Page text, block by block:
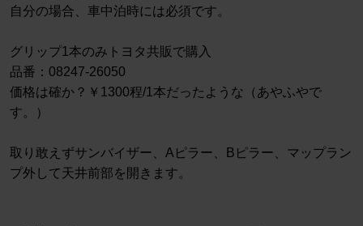
自分の場合、車中泊時には必須です。
グリップ1本のみトヨタ共販で購入
品番：08247-26050
価格は確か？￥1300程/1本だったような（あやふやで
す。）
取り敢えずサンバイザー、Aピラー、Bピラー、マップラン
プ外して天井前部を開きます。